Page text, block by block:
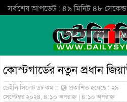
সর্বশেষ আপডেট : ৪৯ মিনিট ৪৮
কোস্টগার্ডের নতুন প্রধান
ডেইলি সিলেট ডট কম ::
প্রকাশিত হয়েছে : ২৯
সেপ্টেম্বর ২০২৪, ৪:১০ অপরাহ্ন | ৪:১০ অপরাহ্ন